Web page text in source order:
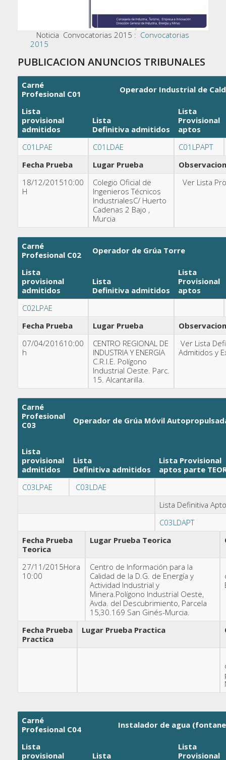
Noticia Convocatorias 2015 : Convocatorias
2015
PUBLICACION ANUNCIOS TRIBUNALES
Carné
Profesional C01
Operador Industrial de
Lista
provisional
admitidos
Lista
Definitiva admitidos
Lista
Provisional
aptos
C01LPAE
C01LDAE
C01LPAPT
Fecha Prueba
Lugar Prueba
18/12/201510:00
H
Colegio Oficial de
Ingenieros Técnicos
IndustrialesC/ Huerto
Cadenas 2 Bajo ,
Murcia
Ver Lista
Carné
Profesional C02
Operador de Grúa Torre
Lista
provisional
admitidos
Lista
Definitiva admitidos
Lista
Provisional
aptos
C02LPAE
Fecha Prueba
Lugar Prueba
07/04/201610:00
h
CENTRO REGIONAL DE
INDUSTRIA Y ENERGIA
C.R.I.E. Polígono
Industrial Oeste. Parc.
15. Alcantarilla.
Ver Lista
Admitidos y
Carné
Profesional
C03
Operador de Grúa Móvil
Lista
provisional
admitidos
Lista
Definitiva admitidos
Lista Provisional
aptos parte
C03LPAE
C03LDAE
Lista Definitiva
C03LDAPT
Fecha Prueba
Teorica
Lugar Prueba Teorica
27/11/2015Hora
10:00
Centro de Información para la
Calidad de la D.G. de Energía y
Actividad Industrial y
Minera.Polígono Industrial Oeste,
Avda. del Descubrimiento, Parcela
15,30.169 San Ginés-Murcia.
Fecha Prueba
Practica
Lugar Prueba Practica
Carné
Profesional C04
Instalador de agua
Lista
provisional
Lista
Lista
Provisional